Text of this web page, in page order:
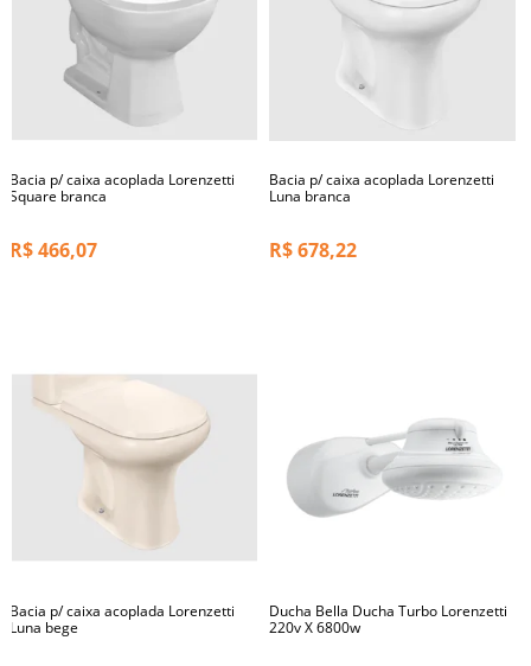
Bacia p/ caixa acoplada Lorenzetti
Square branca
R$466,07
Bacia p/ caixa acoplada Lorenzetti
Luna branca
R$678,22
Bacia p/ caixa acoplada Lorenzetti
Luna bege
Ducha Bella Ducha Turbo Lorenzetti
220v X 6800w